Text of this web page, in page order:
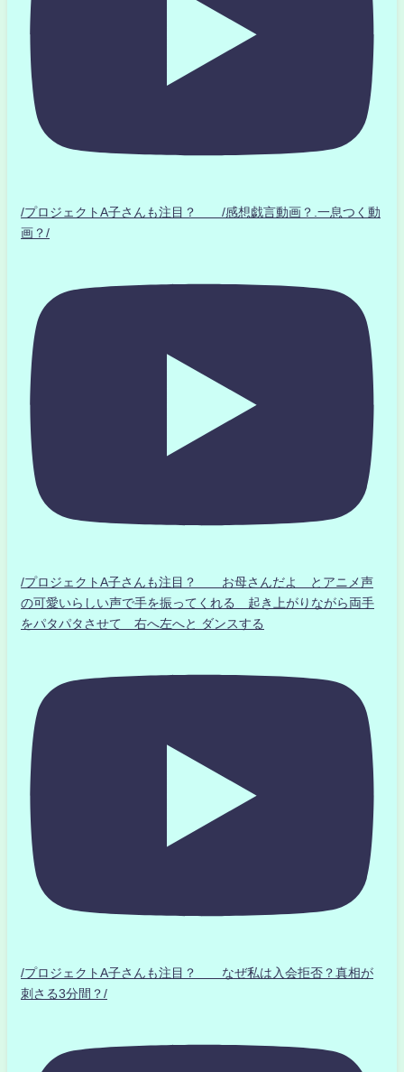
/プロジェクトA子さんも注目？ /感想戯言動画？.一息つく動
画？/
/プロジェクトA子さんも注目？ お母さんだよ とアニメ声
の可愛いらしい声で手を振ってくれる 起き上がりながら両手
をパタパタさせて 右へ左へと ダンスする
/プロジェクトA子さんも注目？ なぜ私は入会拒否？真相が
刺さる3分間？/